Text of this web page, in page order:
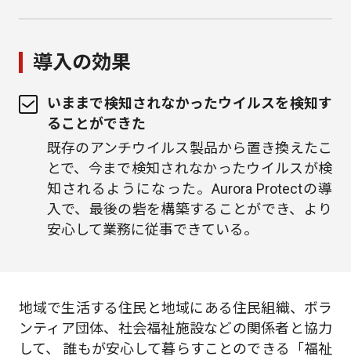
導入の効果
いままで検知されなかったウイルスを検知す
ることができた
既存のアンチウイルス製品から置き換えたこ
とで、今まで検知されなかったウイルスが検
知されるようになった。Aurora Protectの導
入で、最後の砦を構築することができ、より
安心して業務に従事できている。
地域で生活する住民と地域にある住民組織、ボラ
ンティア団体、社会福祉施設などの関係者と協力
して、 誰もが安心して暮らすことのできる「福祉